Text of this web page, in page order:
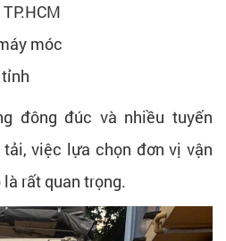
móc
đông đúc và nhiều tuyến
việc lựa chọn đơn vị vận
rất quan trọng.